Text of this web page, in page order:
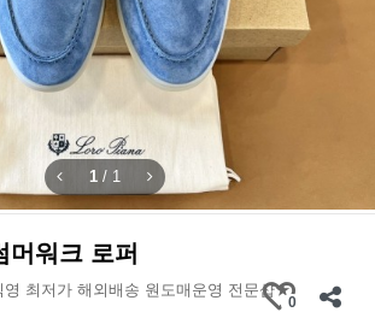
1 / 1
머워크 로퍼
최저가 해외배송 원도매운영 전문샵★
0